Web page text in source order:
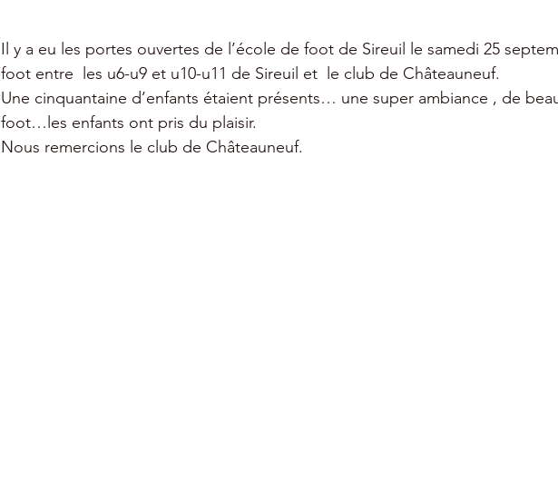
Il y a eu les portes ouvertes de l’école de foot de Sireuil le samedi 25
foot entre  les u6-u9 et u10-u11 de Sireuil et  le club de Châteauneuf.
Une cinquantaine d’enfants étaient présents… une super ambiance , de
foot…les enfants ont pris du plaisir.
Nous remercions le club de Châteauneuf.